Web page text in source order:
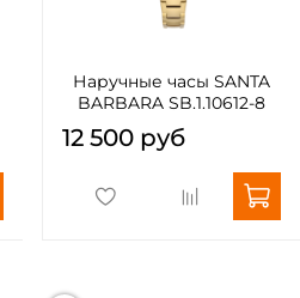
Наручные часы SANTA
BARBARA SB.1.10612-8
12 500 руб